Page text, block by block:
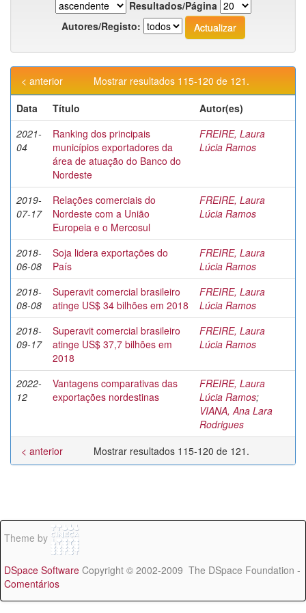
Resultados/Página
Autores/Registo:
Mostrar resultados 115-120 de 121.
< anterior
Data
Título
Autor(es)
2021-
04
Ranking dos principais
municípios exportadores da
área de atuação do Banco do
Nordeste
FREIRE, Laura
Lúcia Ramos
2019-
07-17
Relações comerciais do
Nordeste com a União
Europeia e o Mercosul
FREIRE, Laura
Lúcia Ramos
2018-
06-08
Soja lidera exportações do
País
FREIRE, Laura
Lúcia Ramos
2018-
08-08
Superavit comercial brasileiro
atinge US$ 34 bilhões em 2018
FREIRE, Laura
Lúcia Ramos
2018-
09-17
Superavit comercial brasileiro
atinge US$ 37,7 bilhões em
2018
FREIRE, Laura
Lúcia Ramos
2022-
12
Vantagens comparativas das
exportações nordestinas
FREIRE, Laura
Lúcia Ramos;
VIANA, Ana Lara
Rodrigues
Mostrar resultados 115-120 de 121.
< anterior
Theme by
DSpace Software Copyright © 2002-2009 The DSpace Foundation -
Comentários